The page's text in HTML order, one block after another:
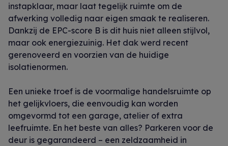
instapklaar, maar laat tegelijk ruimte om de
afwerking volledig naar eigen smaak te realiseren.
Dankzij de EPC-score B is dit huis niet alleen stijlvol,
maar ook energiezuinig. Het dak werd recent
gerenoveerd en voorzien van de huidige
isolatienormen.
Een unieke troef is de voormalige handelsruimte op
het gelijkvloers, die eenvoudig kan worden
omgevormd tot een garage, atelier of extra
leefruimte. En het beste van alles? Parkeren voor de
deur is gegarandeerd – een zeldzaamheid in